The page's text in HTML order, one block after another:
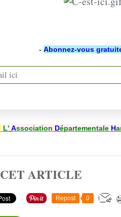
- Abonnez-vous
L' Association Départementale H
ARTICLE
Repost 0